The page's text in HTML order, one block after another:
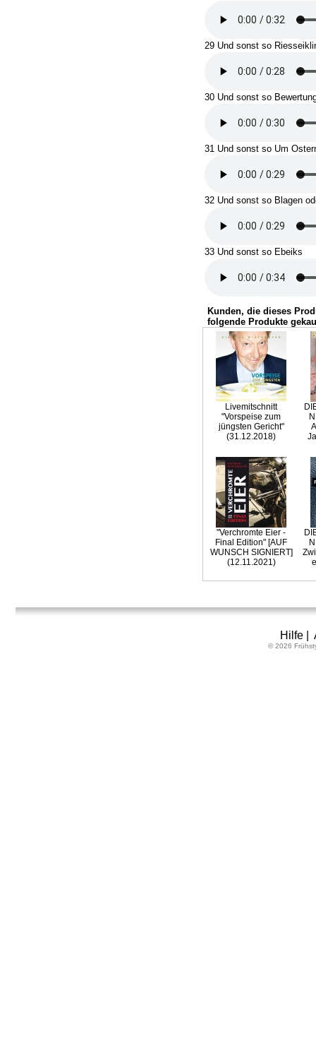
29 Und sonst so
30 Und sonst so
31 Und sonst so Um
32 Und sonst so Blagen
33 Und sonst so Ebeiks
Kunden, die dieses
folgende Produkte
Livemitschnitt
"Vorspeise zum
jüngsten Gericht"
(31.12.2018)
"Verchromte Eier -
Final Edition" [AUF
WUNSCH SIGNIERT]
(12.11.2021)
Hilfe|
© 2026